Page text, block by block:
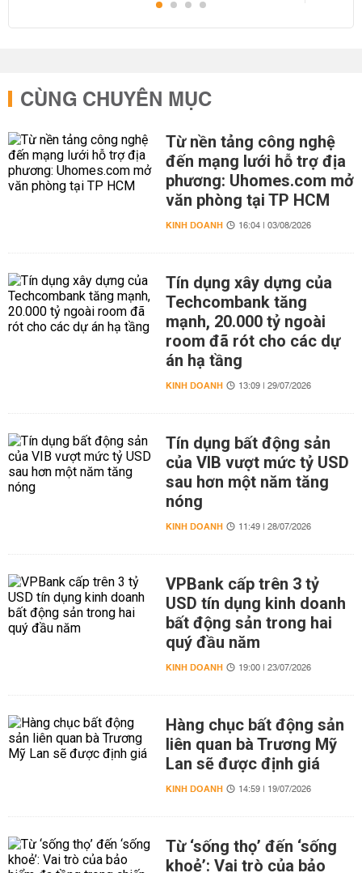
CÙNG CHUYÊN MỤC
Từ nền tảng công nghệ
đến mạng lưới hỗ trợ địa
phương: Uhomes.com mở
văn phòng tại TP HCM
KINH DOANH 16:04 | 03/08/2026
Tín dụng xây dựng của
Techcombank tăng
mạnh, 20.000 tỷ ngoài
room đã rót cho các dự
án hạ tầng
KINH DOANH 13:09 | 29/07/2026
Tín dụng bất động sản
của VIB vượt mức tỷ USD
sau hơn một năm tăng
nóng
KINH DOANH 11:49 | 28/07/2026
VPBank cấp trên 3 tỷ
USD tín dụng kinh doanh
bất động sản trong hai
quý đầu năm
KINH DOANH 19:00 | 23/07/2026
Hàng chục bất động sản
liên quan bà Trương Mỹ
Lan sẽ được định giá
KINH DOANH 14:59 | 19/07/2026
Từ ‘sống thọ’ đến ‘sống
khoẻ’: Vai trò của bảo